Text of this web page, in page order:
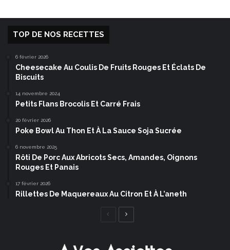
TOP DE NOS RECETTES
6 février 2026
Cheesecake Au Coulis De Fruits Rouges Et Éclats De
Biscuits
14 novembre 2024
Petits Flans Brocolis Et Carré Frais
20 février 2026
Poke Bowl Au Thon Et À La Sauce Soja Sucrée
6 novembre 2025
Rôti De Porc Aux Abricots Secs, Amandes, Oignons
Rouges Et Panais
17 février 2026
Rillettes De Maquereaux Au Citron Et À L’aneth
Page